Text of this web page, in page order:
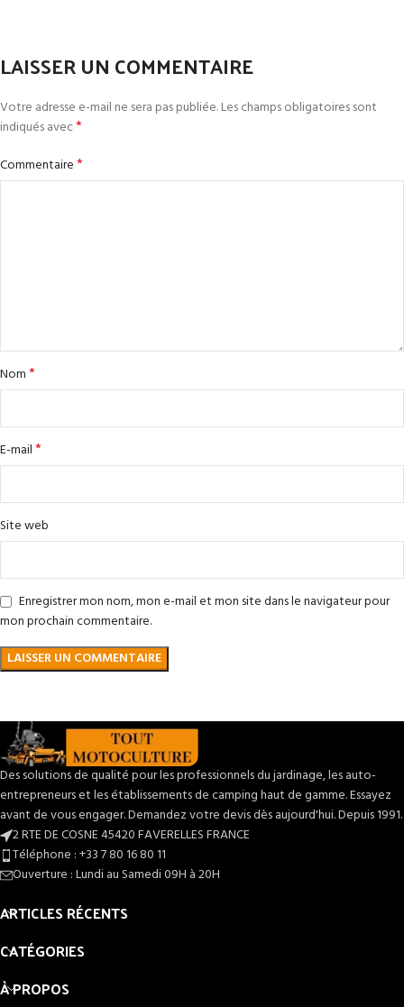
LAISSER UN COMMENTAIRE
Votre adresse e-mail ne sera pas publiée.Les champs obligatoires sont
indiqués avec*
Commentaire*
Nom*
E-mail*
Site web
Enregistrer mon nom, mon e-mail et mon site dans le navigateur pour
mon prochain commentaire.
Des solutions de qualité pour les professionnels du jardinage, les auto-
entrepreneurs et les établissements de camping haut de gamme. Essayez
avant de vous engager. Demandez votre devis dès aujourd'hui. Depuis 1991.
2 RTE DE COSNE 45420 FAVERELLES FRANCE
Téléphone : +33 7 80 16 80 11
Ouverture : Lundi au Samedi 09H à 20H
ARTICLES RÉCENTS
CATÉGORIES
À PROPOS